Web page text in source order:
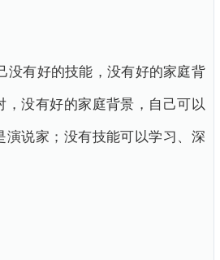
没有好的技能，没有好的家庭背
没有好的家庭背景，自己可以
说家；没有技能可以学习、深